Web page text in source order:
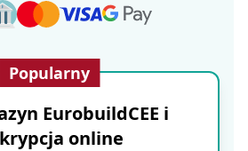
Popularny
EurobuildCEE i
online